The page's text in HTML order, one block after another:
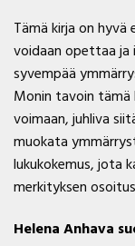
Tämä kirja on hyvä
voidaan opettaa
syvempää
Monin tavoin tämä
voimaan, juhliva
muokata
lukukokemus, jota
merkityksen
Helena Anhava